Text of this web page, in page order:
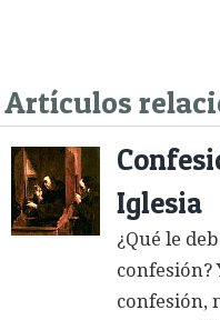
Artículos
Iglesia
¿Qué le
confesión?
confesión,